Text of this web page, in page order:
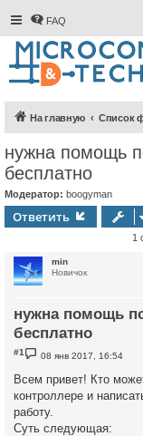
FAQ
На главную Список
нужна помощь
бесплатно
Модератор: boogyman
Ответить
1
min
Новичок
нужна помощь
бесплатно
#1
С
о
б
щ
е
н
и
08 янв 2017, 16:54
Всем привет! Кто
контроллере и
работу.
Суть следующая: